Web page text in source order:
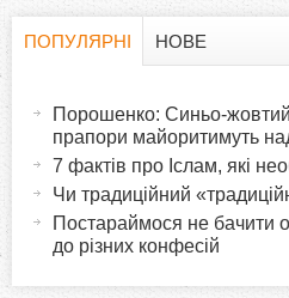
ПОПУЛЯРНІ
НОВЕ
Порошенко: Синьо-жовтий
прапори майоритимуть
7 фактів про Іслам, які
Чи традиційний
Постараймося не бачити
до різних конфесій